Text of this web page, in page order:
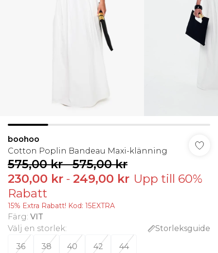
boohoo
Cotton Poplin Bandeau Maxi-klänning
575,00 kr-575,00 kr
230,00 kr - 249,00 kr Upp till 60%
Rabatt
15% Extra Rabatt! Kod: 15EXTRA
Färg: VIT
Välj en storlek:
Storleksguide
36
38 40 42 44